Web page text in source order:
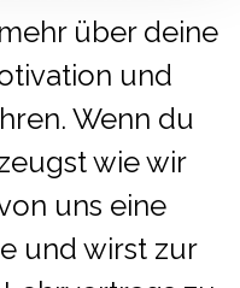
über deine
und
Wenn du
wie wir
uns eine
und wirst zur